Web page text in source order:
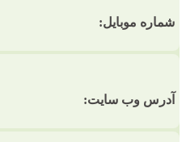
شماره موبایل:
آدرس وب سایت: